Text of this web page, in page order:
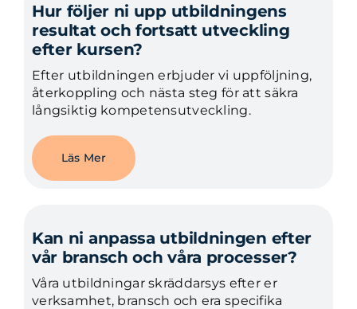
Hur följer ni upp utbildningens
resultat och fortsatt utveckling
efter kursen?
Efter utbildningen erbjuder vi uppföljning,
återkoppling och nästa steg för att säkra
långsiktig kompetensutveckling.
Läs Mer
Kan ni anpassa utbildningen efter
vår bransch och våra processer?
Våra utbildningar skräddarsys efter er
verksamhet, bransch och era specifika